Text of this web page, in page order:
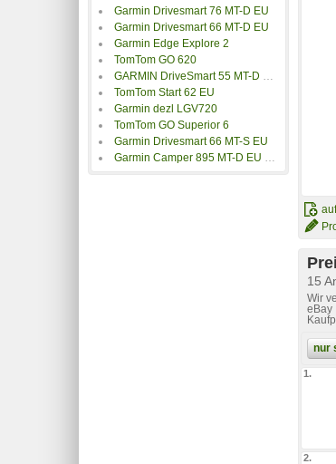
Garmin Drivesmart 76 MT-D EU
Garmin Drivesmart 66 MT-D EU
Garmin Edge Explore 2
TomTom GO 620
GARMIN DriveSmart 55 MT-D EU Navi 13.9cm 5.5 Zoll Europa
TomTom Start 62 EU
Garmin dezl LGV720
TomTom GO Superior 6
Garmin Drivesmart 66 MT-S EU
Garmin Camper 895 MT-D EU Navigationssystem
15
Wir
eBay
nur
1.
2.